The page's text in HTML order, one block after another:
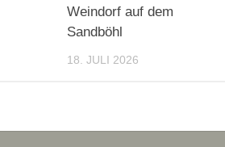
Weindorf auf dem
Sandböhl
18. JULI 2026